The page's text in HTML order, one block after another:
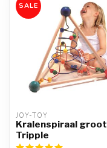
SALE
JOY-TOY
Kralenspiraal groot
Tripple